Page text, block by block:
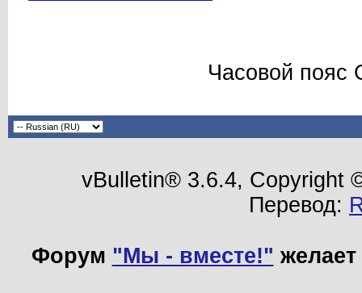
Часовой пояс
vBulletin® 3.6.4, Copyright
Перевод:
Форум "Мы - вместе!"